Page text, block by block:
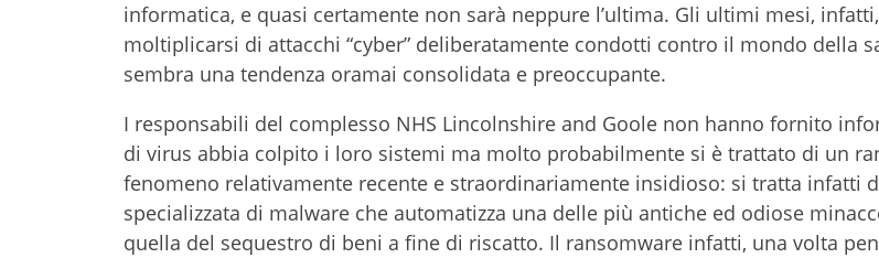
informatica, e quasi certamente non sarà neppure l’ultima. Gli ultimi mesi,
moltiplicarsi di attacchi “cyber” deliberatamente condotti contro il mondo della
sembra una tendenza oramai consolidata e preoccupante.
I responsabili del complesso NHS Lincolnshire and Goole non hanno fornito
di virus abbia colpito i loro sistemi ma molto probabilmente si è trattato di un
fenomeno relativamente recente e straordinariamente insidioso: si tratta infatti
specializzata di malware che automatizza una delle più antiche ed odiose
quella del sequestro di beni a fine di riscatto. Il ransomware infatti, una volta